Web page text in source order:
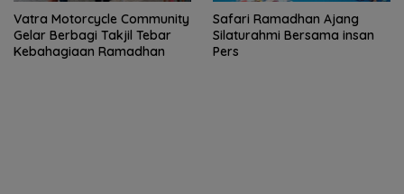
Vatra Motorcycle Community
Gelar Berbagi Takjil Tebar
Kebahagiaan Ramadhan
Safari Ramadhan Ajang
Silaturahmi Bersama insan
Pers